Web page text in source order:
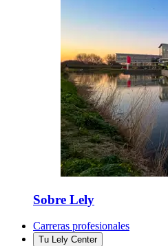
Sobre Lely
Carreras profesionales
Tu Lely Center